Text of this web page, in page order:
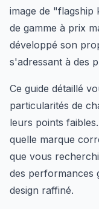
image de
de gamme à prix
développé son
s'adressant à des
Ce guide détaillé
particularités de
leurs points
quelle marque
que vous
des performances
design raffiné.